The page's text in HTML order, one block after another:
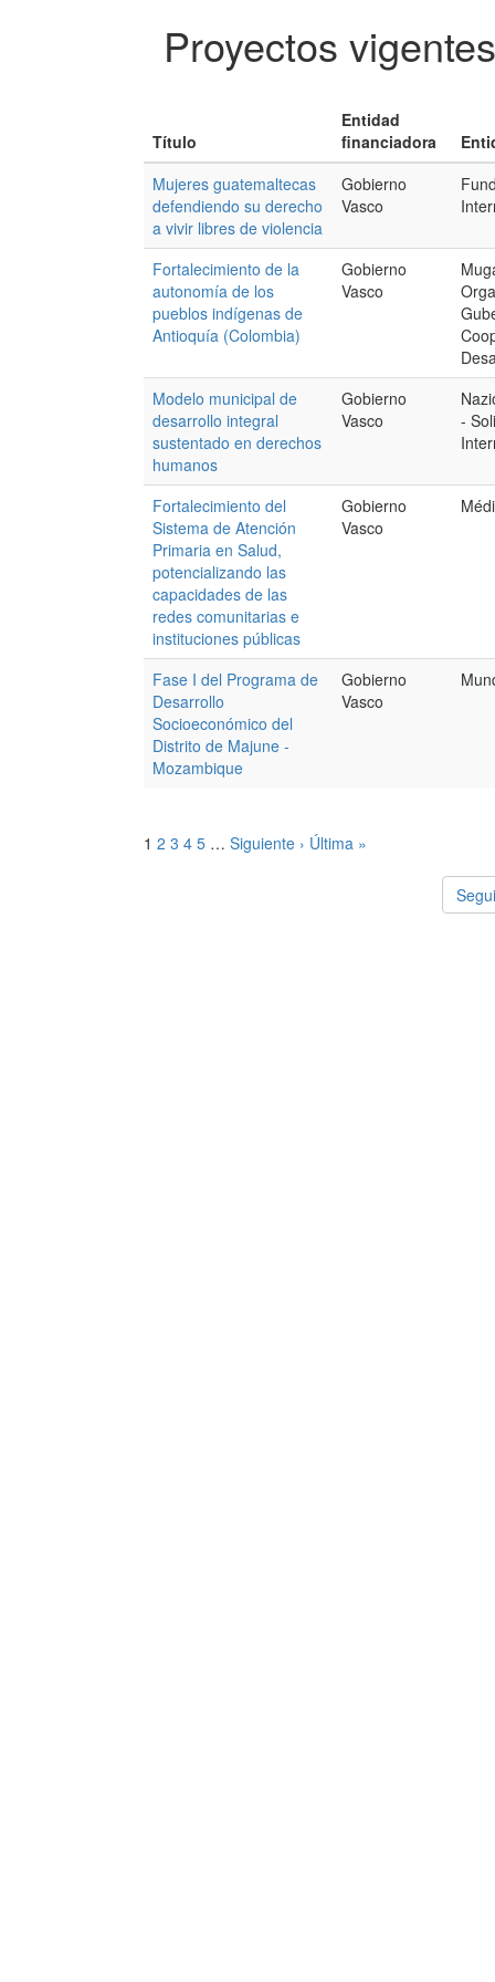
Proyectos
Título
Entidad
financiadora
Mujeres guatemaltecas
defendiendo su derecho
a vivir libres de violencia
Gobierno
Vasco
Fortalecimiento de la
autonomía de los
pueblos indígenas de
Antioquía (Colombia)
Gobierno
Vasco
Modelo municipal de
desarrollo integral
sustentado en derechos
humanos
Gobierno
Vasco
-
Fortalecimiento del
Sistema de Atención
Primaria en Salud,
potencializando las
capacidades de las
redes comunitarias e
instituciones públicas
Gobierno
Vasco
Fase I del Programa de
Desarrollo
Socioeconómico del
Distrito de Majune -
Mozambique
Gobierno
Vasco
1 2 3 4 5 … Siguiente › Última »